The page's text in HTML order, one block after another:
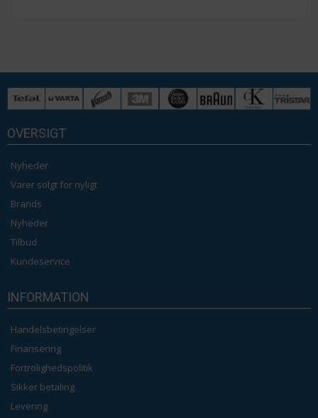
OVERSIGT
Nyheder
Varer solgt for nyligt
Brands
Nyheder
Tilbud
Kundeservice
INFORMATION
Handelsbetingelser
Finansering
Fortrolighedspolitik
Sikker betaling
Levering